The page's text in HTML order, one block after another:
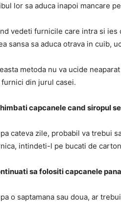
lor sa aduca inapoi mancare
vedeti furnicile care intra si ies
sansa sa aduca otrava in cuib,
metoda nu va ucide
furnici din jurul casei.
capcanele cand siropul
cateva zile, probabil va trebui
intindeti-l pe bucati de
sa folositi capcanele
o saptamana sau doua, ar